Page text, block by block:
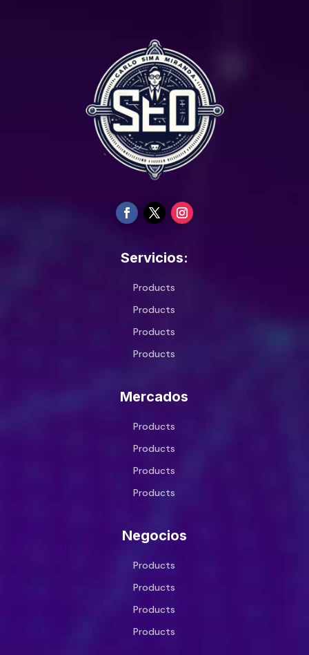
Servicios:
Products
Products
Products
Products
Mercados
Products
Products
Products
Products
Negocios
Products
Products
Products
Products